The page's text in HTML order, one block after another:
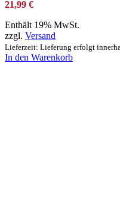
21,99 €
Enthält 19% MwSt.
zzgl. Versand
Lieferzeit: Lieferung erfolgt
In den Warenkorb